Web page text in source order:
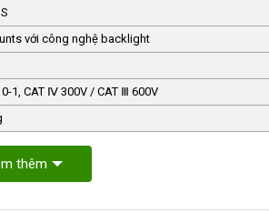
với công nghệ backlight
1, CAT Ⅳ 300V / CAT Ⅲ 600V
thêm